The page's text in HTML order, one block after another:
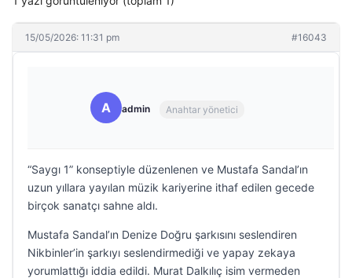
15/05/2026: 11:31 pm #16043
A admin Anahtar yönetici
“Saygı 1” konseptiyle düzenlenen ve Mustafa Sandal’ın
uzun yıllara yayılan müzik kariyerine ithaf edilen gecede
birçok sanatçı sahne aldı.
Mustafa Sandal’ın Denize Doğru şarkısını seslendiren
Nikbinler’in şarkıyı seslendirmediği ve yapay zekaya
yorumlattığı iddia edildi. Murat Dalkılıç isim vermeden